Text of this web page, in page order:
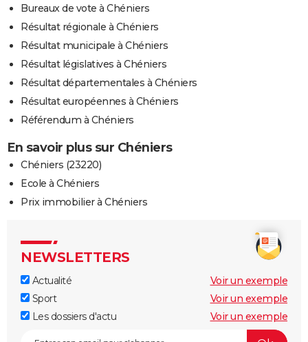
Bureaux de vote à Chéniers
Résultat régionale à Chéniers
Résultat municipale à Chéniers
Résultat législatives à Chéniers
Résultat départementales à Chéniers
Résultat européennes à Chéniers
Référendum à Chéniers
En savoir plus sur Chéniers
Chéniers (23220)
Ecole à Chéniers
Prix immobilier à Chéniers
NEWSLETTERS
Actualité
Voir un exemple
Sport
Voir un exemple
Les dossiers d'actu
Voir un exemple